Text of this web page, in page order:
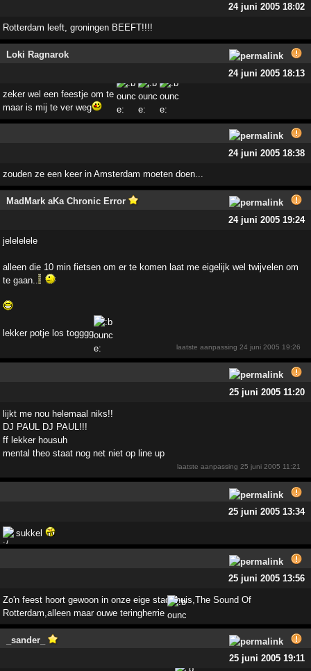
24 juni 2005 18:02
Rotterdam leeft, groningen BEEFT!!!!
Loki Ragnarok
24 juni 2005 18:13
zeker wel een feestje om te
maar is mij te ver weg
24 juni 2005 18:38
zouden ze een keer in Amsterdam moeten doen...
MadMark aKa Chronic Error
24 juni 2005 19:24
jelelelele
alleen die 10 min fietsen om er te komen laat me eigelijk wel twijvelen om
te gaan..
lekker potje los togggg
laatste aanpassing24 juni 2005 19:26
25 juni 2005 11:20
lijkt me nou helemaal niks!!
DJ PAUL DJ PAUL!!!
ff lekker housuh
mental theo staat nog net niet op line up
laatste aanpassing25 juni 2005 11:21
25 juni 2005 13:34
sukkel
25 juni 2005 13:56
Zo'n feest hoort gewoon in onze eige stad thuis,The Sound Of
Rotterdam,alleen maar ouwe teringherrie
_sander_
25 juni 2005 19:11